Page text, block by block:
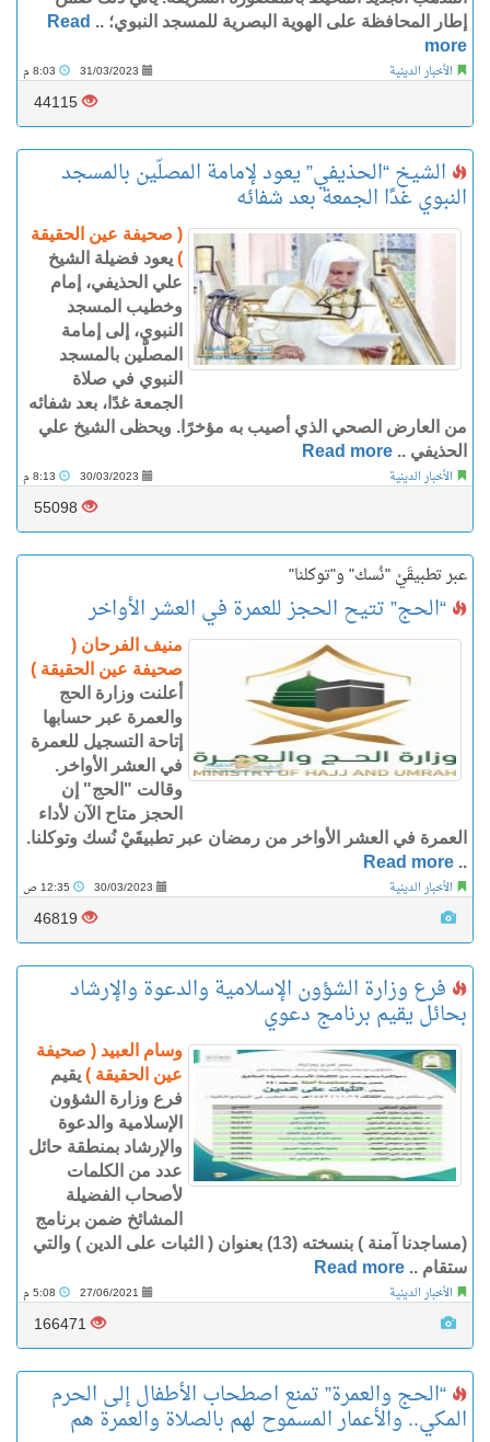
إطار المحافظة على الهوية البصرية للمسجد النبوي؛ .. Read
more
الأخبار الدينية 31/03/2023
44115
الشيخ “الحذيفي” يعود لإمامة المصلّين بالمسجد
النبوي غدًا الجمعة بعد شفائه
( صحيفة عين الحقيقة
) يعود فضيلة الشيخ
علي الحذيفي، إمام
وخطيب المسجد
النبوي، إلى إمامة
المصلّين بالمسجد
النبوي في صلاة
الجمعة غدًا، بعد شفائه
من العارض الصحي الذي أصيب به مؤخرًا. ويحظى الشيخ علي
الحذيفي .. Read more
الأخبار الدينية 30/03/2023
55098
عبر تطبيقَيْ "نُسك" و"توكلنا"
“الحج” تتيح الحجز للعمرة في العشر الأواخر
منيف الفرحان (
صحيفة عين الحقيقة )
أعلنت وزارة الحج
والعمرة عبر حسابها
إتاحة التسجيل للعمرة
في العشر الأواخر.
وقالت "الحج" إن
الحجز متاح الآن لأداء
العمرة في العشر الأواخر من رمضان عبر تطبيقَيْ نُسك وتوكلنا.
..
Read more
الأخبار الدينية 30/03/2023
46819
فرع وزارة الشؤون الإسلامية والدعوة والإرشاد
بحائل يقيم برنامج دعوي
وسام العبيد ( صحيفة
عين الحقيقة ) يقيم
فرع وزارة الشؤون
الإسلامية والدعوة
والإرشاد بمنطقة حائل
عدد من الكلمات
لأصحاب الفضيلة
المشائخ ضمن برنامج
(مساجدنا آمنة ) بنسخته (13) بعنوان ( الثبات على الدين ) والتي
ستقام .. Read more
الأخبار الدينية 27/06/2021
166471
“الحج والعمرة” تمنع اصطحاب الأطفال إلى الحرم
المكي.. والأعمار المسموح لهم بالصلاة والعمرة هم